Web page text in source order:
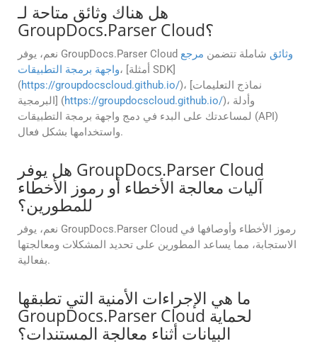
هل هناك وثائق متاحة لـ
GroupDocs.Parser Cloud؟
نعم، يوفر GroupDocs.Parser Cloud وثائق شاملة تتضمن مرجع
واجهة برمجة التطبيقات، [أمثلة SDK]
(https://groupdocscloud.github.io/)، [نماذج التعليمات
البرمجية] (https://groupdocscloud.github.io/)، وأدلة
لمساعدتك على البدء في دمج واجهة برمجة التطبيقات (API)
واستخدامها بشكل فعال.
هل يوفر GroupDocs.Parser Cloud
آليات معالجة الأخطاء أو رموز الأخطاء
للمطورين؟
نعم، يوفر GroupDocs.Parser Cloud رموز الأخطاء وأوصافها في
الاستجابة، مما يساعد المطورين على تحديد المشكلات ومعالجتها
بفعالية.
ما هي الإجراءات الأمنية التي تطبقها
GroupDocs.Parser Cloud لحماية
البيانات أثناء معالجة المستندات؟